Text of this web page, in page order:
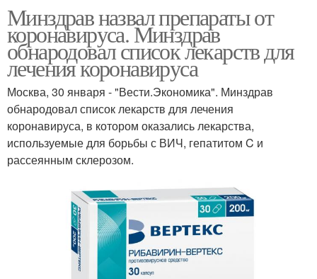
Минздрав назвал препараты от
коронавируса. Минздрав
обнародовал список лекарств для
лечения коронавируса
Москва, 30 января - "Вести.Экономика". Минздрав
обнародовал список лекарств для лечения
коронавируса, в котором оказались лекарства,
используемые для борьбы с ВИЧ, гепатитом C и
рассеянным склерозом.